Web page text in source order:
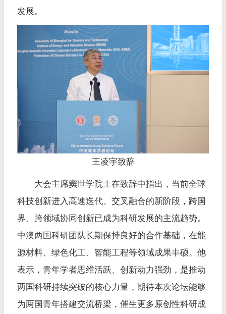
发展。
王凌宇致辞
大会主席窦世学院士在致辞中指出，当前全球
科技创新进入高速迭代、交叉融合的新阶段，跨国
界、跨领域协同创新已成为科研发展的主流趋势。
中澳两国科研团队长期保持良好的合作基础，在能
源材料、绿色化工、智能工程等领域成果丰硕。他
表示，青年学者思维活跃、创新动力强劲，是推动
两国科研持续突破的核心力量，期待本次论坛能够
为两国青年搭建交流桥梁，催生更多原创性科研成